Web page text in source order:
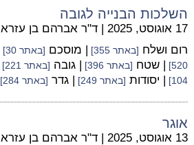
השלכות הבנייה לגובה
17 אוגוסט, 2025 | ד"ר אברהם בן עזרא
רום ושלח [באתר 355] | מוסכם [באתר 30]
520]
| שטח [באתר 396] | גובה [באתר 221]
104]
| יסודות [באתר 249] | גדר [באתר 284]
אוגר
13 אוגוסט, 2025 | ד"ר אברהם בן עזרא